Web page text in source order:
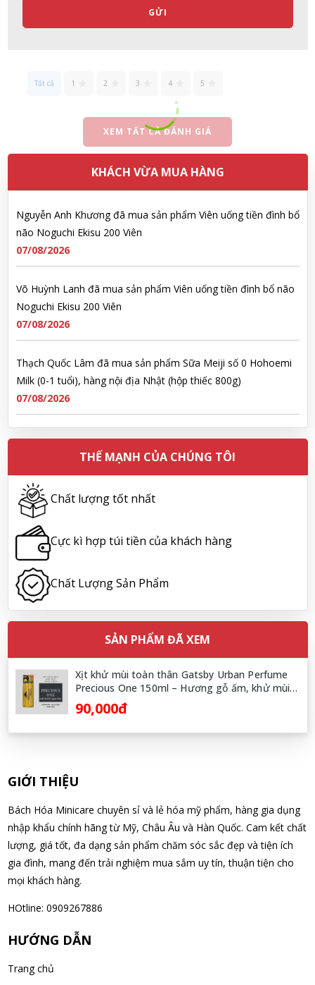
GỬI
Tất cả 1 2 3 4 5
XEM TẤT CẢ ĐÁNH GIÁ
KHÁCH VỪA MUA HÀNG
Nhật Bản lọ 5ml cho trẻ Sơ Sinh
07/08/2026
Nhật Bản lọ 5ml cho trẻ Sơ Sinh
Nguyễn Văn Cảnh đã mua sản phẩm Sữa Meiji số 0 Hohoemi
Milk (0-1 tuổi), hàng nội địa Nhật (hộp thiếc 800g)
Nguyễn Anh Khương đã mua sản phẩm Viên uống tiền đình bổ
não Noguchi Ekisu 200 Viên
07/08/2026
Võ Huỳnh Lanh đã mua sản phẩm Viên uống tiền đình bổ não
Noguchi Ekisu 200 Viên
07/08/2026
Thạch Quốc Lâm đã mua sản phẩm Sữa Meiji số 0 Hohoemi
Milk (0-1 tuổi), hàng nội địa Nhật (hộp thiếc 800g)
07/08/2026
Milk (0-1 tuổi), hàng nội địa Nhật (hộp thiếc 800g)
Lê Công Hoàng Huy đã mua sản phẩm Viên uống tiền đình bổ
não Noguchi Ekisu 200 Viên
07/08/2026
Hoàng Nhật Nam đã mua sản phẩm Sữa tắm Pigeon Baby
Soap dạng túi 400ml Nhật Bản
Nguyễn Nhật Quang đã mua sản phẩm Sữa tắm Pigeon Baby
Soap dạng túi 400ml Nhật Bản
07/08/2026
Võ Thị Thanh Tươi đã mua sản phẩm Men Vi Sinh BioGaia
Đặng Hòa Khánh Yên đã mua sản phẩm Men Vi Sinh BioGaia
Nhật Bản lọ 5ml cho trẻ Sơ Sinh
07/08/2026
Nguyễn Văn Cảnh đã mua sản phẩm Sữa Meiji số 0 Hohoemi
07/08/2026
não Noguchi Ekisu 200 Viên
THẾ MẠNH CỦA CHÚNG TÔI
Chất lượng tốt nhất
Cực kì hợp túi tiền của khách hàng
Chất Lượng Sản Phẩm
SẢN PHẨM ĐÃ XEM
Xịt khử mùi toàn thân Gatsby Urban Perfume
Precious One 150ml – Hương gỗ ấm, khử mùi
& lưu hương lâu
90,000đ
GIỚI THIỆU
Bách Hóa Minicare chuyên sỉ và lẻ hóa mỹ phẩm, hàng gia dụng
nhập khẩu chính hãng từ Mỹ, Châu Âu và Hàn Quốc. Cam kết chất
lượng, giá tốt, đa dạng sản phẩm chăm sóc sắc đẹp và tiện ích
gia đình, mang đến trải nghiệm mua sắm uy tín, thuận tiện cho
mọi khách hàng.
HOtline: 0909267886
HƯỚNG DẪN
Trang chủ